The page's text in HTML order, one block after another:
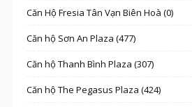
Căn Hộ Fresia Tân Vạn Biên Hoà (0)
Căn hộ Sơn An Plaza (477)
Căn hộ Thanh Bình Plaza (307)
Căn hộ The Pegasus Plaza (424)